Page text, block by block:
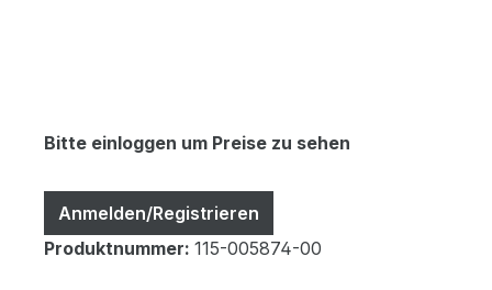
Bitte einloggen um Preise zu sehen
Anmelden/Registrieren
Produktnummer: 115-005874-00